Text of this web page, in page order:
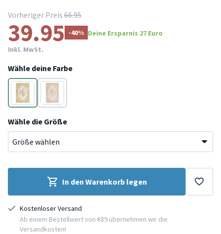
Vorheriger Preis 66.95
39.95 -40% Deine Ersparnis 27 Euro
Inkl. MwSt.
Wähle deine Farbe
Gelb
Beige
Wähle die Größe
In den Warenkorb legen
Kostenloser Versand
Ab einem Bestellwert von €89 übernehmen wir die
Versandkosten!